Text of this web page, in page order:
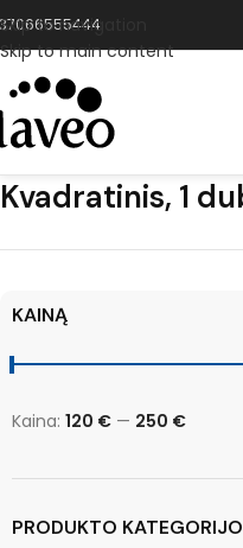
Skip to navigation
Skip to main content
Kvadratinis, 1
KAINĄ
Kaina: 120 € — 250 €
PRODUKTO